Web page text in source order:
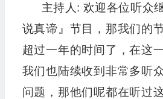
主持人: 欢迎各位听众
说真谛』节目，那我们的
超过一年的时间了，在这
我们也陆续收到非常多听
问题，那他们呢都在听过